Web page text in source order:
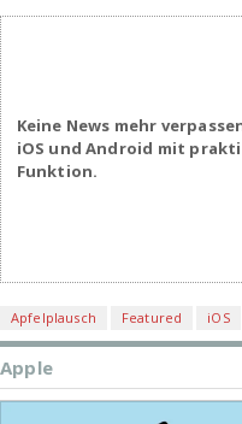
Keine News mehr
iOS und Android mit
Funktion.
Apfelplausch Featured iOS
Apple